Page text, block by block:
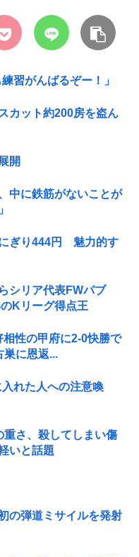
習がんばるぞー！」
カット約200房を盗ん
開
中に鉄筋がないことが
にぎり444円 魅力的す
シリア代表FWパブ
Kリーグ得点王
相性の甲府に2-0快勝で
巣に恩返...
入れた人への注意喚
さ、殺してしまい傷
いと話題
の弾道ミサイルを発射